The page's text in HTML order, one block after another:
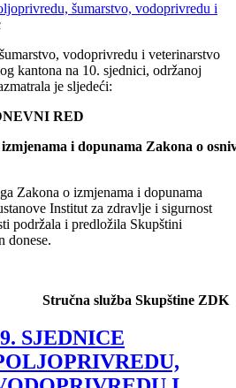
šumarstvo, vodoprivredu i
vodoprivredu i veterinarstvo
kantona na 10. sjednici, održanoj
je sljedeći:
RED
izmjenama i dopunama Zakona o
Zakona o izmjenama i dopunama
Institut za zdravlje i sigurnost
podržala i predložila Skupštini
donese.
Stručna služba Skupštine ZDK
SJEDNICE